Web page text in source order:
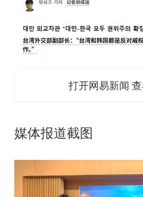
打开网易新闻
媒体报道截图